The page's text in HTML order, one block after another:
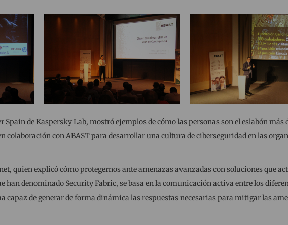
de Kaspersky Lab, mostró ejemplos de cómo las personas son el eslabón más
colaboración con ABAST para desarrollar una cultura de ciberseguridad en las
quien explicó cómo protegernos ante amenazas avanzadas con soluciones que
denominado Security Fabric, se basa en la comunicación activa entre los
capaz de generar de forma dinámica las respuestas necesarias para mitigar las